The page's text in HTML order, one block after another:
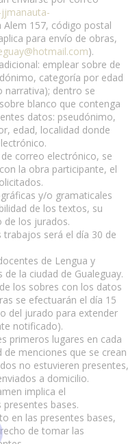
157, código postal
para envío de obras,
).
emplear sobre de
categoría por edad
narrativa); dentro se
blanco que contenga
datos: pseudónimo,
edad, localidad donde
correo electrónico, se
la obra participante, el
y/o gramaticales
de los textos, su
de los jurados.
trabajos será el día 30 de
de Lengua y
la ciudad de Gualeguay.
los sobres con los datos
se efectuarán el día 15
del jurado para extender
notificado).
primeros lugares en cada
menciones que se crean
no estuvieren presentes,
a domicilio.
implica el
bases.
en las presentes bases,
de tomar las